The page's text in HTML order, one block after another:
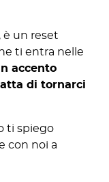
è un reset
ti entra nelle
accento
di tornarci
ti spiego
con noi a